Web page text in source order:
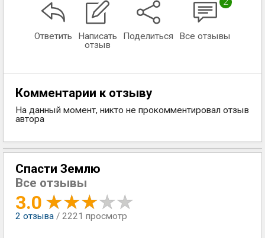
Ответить
Написать
отзыв
Поделиться Все отзывы
Комментарии к отзыву
На данный момент, никто не прокомментировал отзыв
автора
Спасти Землю
Все отзывы
3.0
2 отзыва / 2221 просмотр